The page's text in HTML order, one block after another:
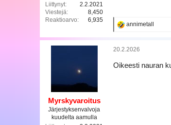
Liittynyt
2.2.2021
Viestejä
8,450
Reaktioarvo
6,935
R
k
o
annimetall
Myrskyvaroitus
Järjestyksenvalvoja
kuudelta aamulla
20.2.2026
Oikeesti nauran